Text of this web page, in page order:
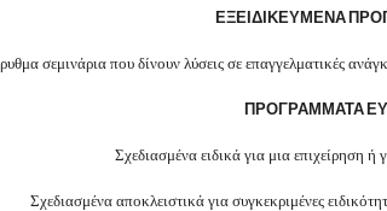
ΕΞΕΙΔΙΚΕΥΜΕΝΑ
σεμινάρια που δίνουν λύσεις σε επαγγελματικές
ΠΡΟΓΡΑΜΜΑΤΑ
Σχεδιασμένα ειδικά για μια επιχείρηση ή
Σχεδιασμένα αποκλειστικά για συγκεκριμένες